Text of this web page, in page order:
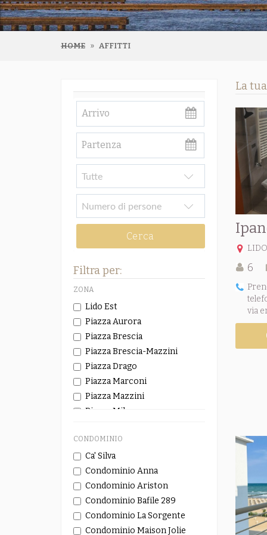
HOME AFFITTI
Cerca
Filtra per:
ZONA
Lido Est
Piazza Aurora
Piazza Brescia
Piazza Brescia-Mazzini
Piazza Drago
Piazza Marconi
Piazza Mazzini
Piazza Milano
Piazza Torino
Piazza Torino Milano
Piazza Torino-Milano
Piazza Trento
Piazza Trieste
Piazza Trieste Brescia
Piazza Trieste-Brescia
CONDOMINIO
Ca' Silva
Condominio Anna
Condominio Ariston
Condominio Bafile 289
Condominio La Sorgente
Condominio Maison Jolie
La
6
via